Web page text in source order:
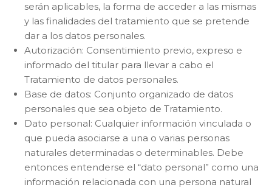
serán aplicables, la forma de acceder a las mismas
y las finalidades del tratamiento que se pretende
dar a los datos personales.
Autorización: Consentimiento previo, expreso e
informado del titular para llevar a cabo el
Tratamiento de datos personales.
Base de datos: Conjunto organizado de datos
personales que sea objeto de Tratamiento.
Dato personal: Cualquier información vinculada o
que pueda asociarse a una o varias personas
naturales determinadas o determinables. Debe
entonces entenderse el “dato personal” como una
información relacionada con una persona natural